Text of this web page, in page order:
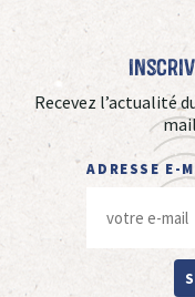
Recevez l’actualité
ADRESSE E-